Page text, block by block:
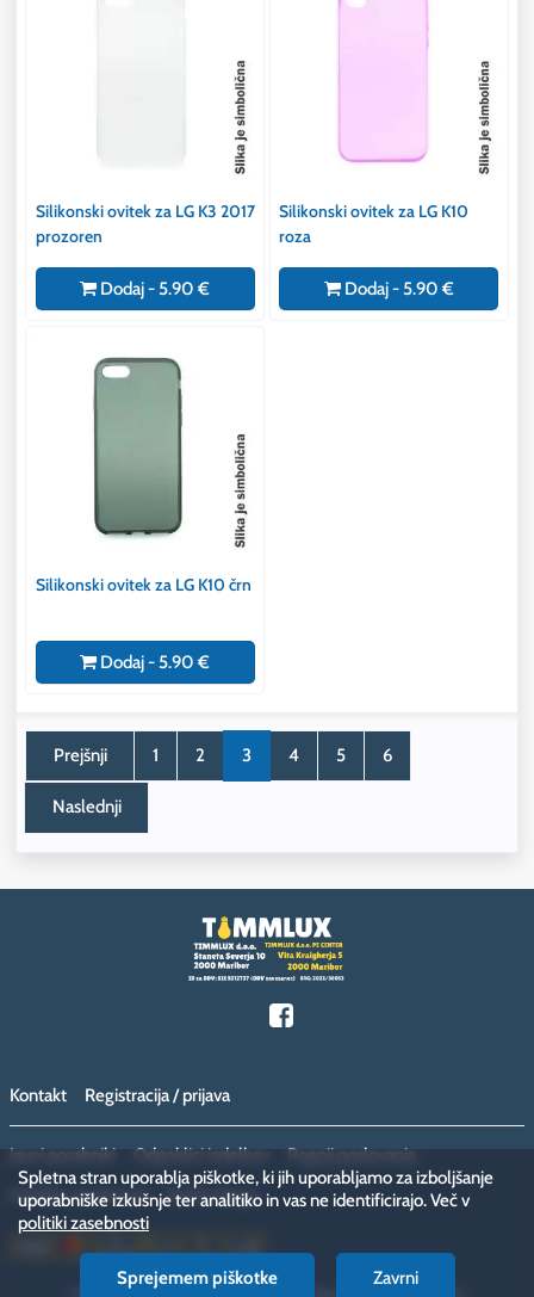
Silikonski ovitek za LG K3 2017
prozoren
Dodaj - 5.90 €
Silikonski ovitek za LG K10
roza
Dodaj - 5.90 €
Silikonski ovitek za LG K10 črn
Dodaj - 5.90 €
Prejšnji 1 2 3 4 5 6
Naslednji
Spletna stran uporablja piškotke, ki jih uporabljamo za izboljšanje
uporabniške izkušnje ter analitiko in vas ne identificirajo. Več v
politiki zasebnosti
Sprejemem piškotke Zavrni
Kontakt Registracija / prijava
Javni porabniki Odpoklici izdelkov
Pogoji poslovanja
Politika zasebnosti
Vračilo blaga